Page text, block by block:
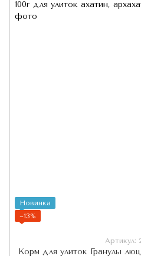
Новинка
−13%
Артикул:
Корм для улиток Гранулы